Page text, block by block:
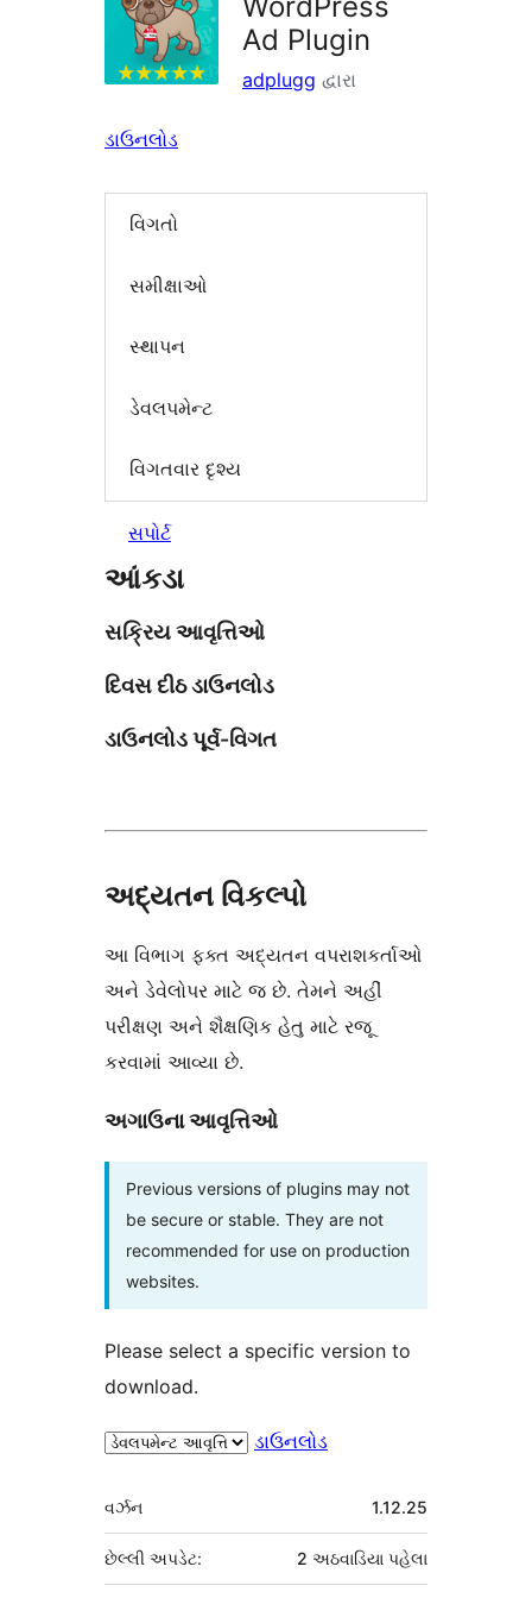
Ad Plugin
adplugg દ્વારા
ડાઉનલોડ
વિગતો
સમીક્ષાઓ
સ્થાપન
ડેવલપમેન્ટ
વિગતવાર દૃશ્ય
સપોર્ટ
આંકડા
સક્રિય આવૃત્તિઓ
દિવસ દીઠ ડાઉનલોડ
ડાઉનલોડ પૂર્વ-વિગત
અદ્યતન વિકલ્પો
આ વિભાગ ફક્ત અદ્યતન વપરાશકર્તાઓ
અને ડેવેલોપર માટે જ છે. તેમને અહીં
પરીક્ષણ અને શૈક્ષણિક હેતુ માટે રજૂ
કરવામાં આવ્યા છે.
અગાઉના આવૃત્તિઓ
Previous versions of plugins may not
be secure or stable. They are not
recommended for use on production
websites.
Please select a specific version to
download.
ડાઉનલોડ
મેટા
વર્ઝન 1.12.25
છેલ્લી અપડેટ: 2 અઠવાડિયા પહેલા